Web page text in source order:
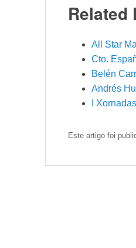
Related
All Star
Cto.
Belén
Andrés
I
Este artigo foi